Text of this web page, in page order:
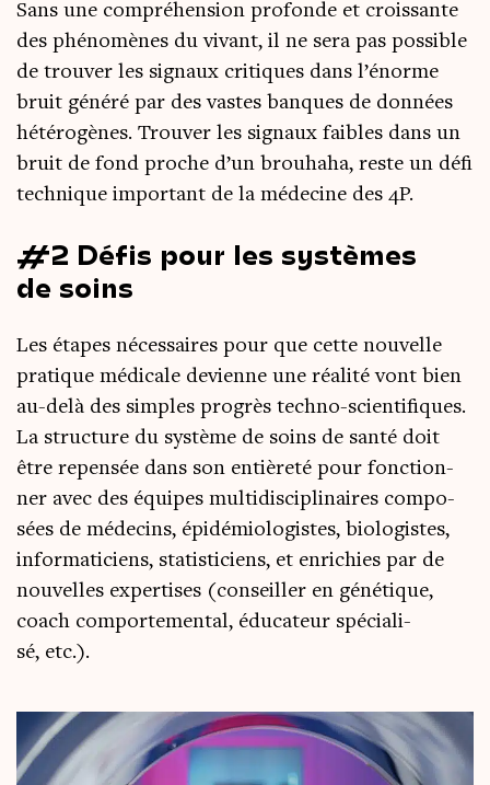
Sans une com­pré­hen­sion pro­fonde et crois­sante
des phé­no­mènes du vivant, il ne sera pas pos­sible
de trou­ver les signaux cri­tiques dans l’é­norme
bruit géné­ré par des vastes banques de don­nées
hété­ro­gènes. Trou­ver les signaux faibles dans un
bruit de fond proche d’un brou­ha­ha, reste un défi
tech­nique impor­tant de la méde­cine des 4P.
#2 Défis pour les systèmes
de soins
Les étapes néces­saires pour que cette nou­velle
pra­tique médi­cale devienne une réa­li­té vont bien
au-delà des simples pro­grès tech­no-scien­ti­fiques.
La struc­ture du sys­tème de soins de san­té doit
être repen­sée dans son entiè­re­té pour fonc­tion­
ner avec des équipes mul­ti­dis­ci­pli­naires com­po­
sées de méde­cins, épi­dé­mio­lo­gistes, bio­lo­gistes,
infor­ma­ti­ciens, sta­tis­ti­ciens, et enri­chies par de
nou­velles exper­tises (conseiller en géné­tique,
coach com­por­te­men­tal, édu­ca­teur spé­cia­li­
sé, etc.).